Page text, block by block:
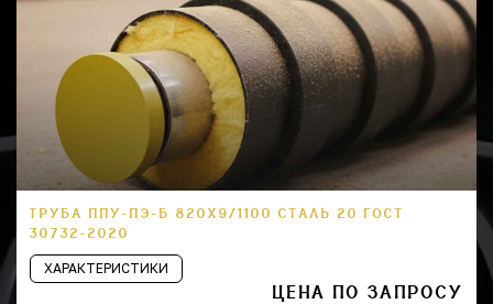
ТРУБА ППУ-ПЭ-Б 820Х9/1100 СТАЛЬ 20 ГОСТ
30732-2020
ХАРАКТЕРИСТИКИ
ЦЕНА ПО ЗАПРОСУ